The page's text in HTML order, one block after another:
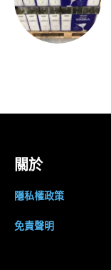
關於
隱私權政策
免責聲明